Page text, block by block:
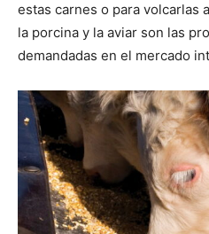
estas carnes o para volcarlas
la porcina y la aviar son las
demandadas en el mercado